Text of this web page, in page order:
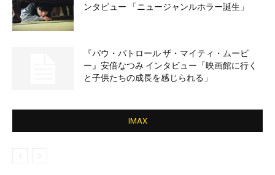
ンタビュー 「ニュージャンルホラー誕生」
『パウ・パトロール ザ・マイティ・ムービ
ー』安倍なつみ インタビュー「映画館に行く
と子供たちの成長を感じられる」
IMAX